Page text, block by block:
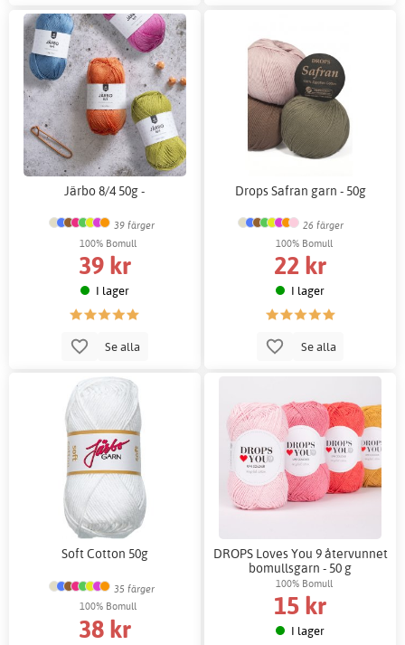
Järbo 8/4 50g -
39 färger
100% Bomull
39 kr
I lager
Se alla
Drops Safran garn - 50g
26 färger
100% Bomull
22 kr
I lager
Se alla
Soft Cotton 50g
35 färger
100% Bomull
38 kr
DROPS Loves You 9 återvunnet
bomullsgarn - 50 g
100% Bomull
15 kr
I lager